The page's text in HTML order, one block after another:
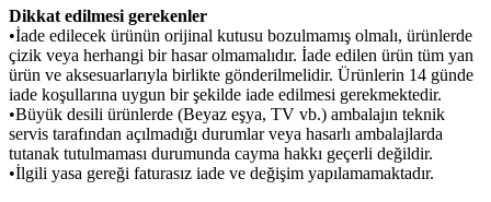
Dikkat edilmesi gerekenler
•İade edilecek ürünün orijinal kutusu bozulmamış olmalı, ürünlerde
çizik veya herhangi bir hasar olmamalıdır. İade edilen ürün tüm yan
ürün ve aksesuarlarıyla birlikte gönderilmelidir. Ürünlerin 14 günde
iade koşullarına uygun bir şekilde iade edilmesi gerekmektedir.
•Büyük desili ürünlerde (Beyaz eşya, TV vb.) ambalajın teknik
servis tarafından açılmadığı durumlar veya hasarlı ambalajlarda
tutanak tutulmaması durumunda cayma hakkı geçerli değildir.
•İlgili yasa gereği faturasız iade ve değişim yapılamamaktadır.